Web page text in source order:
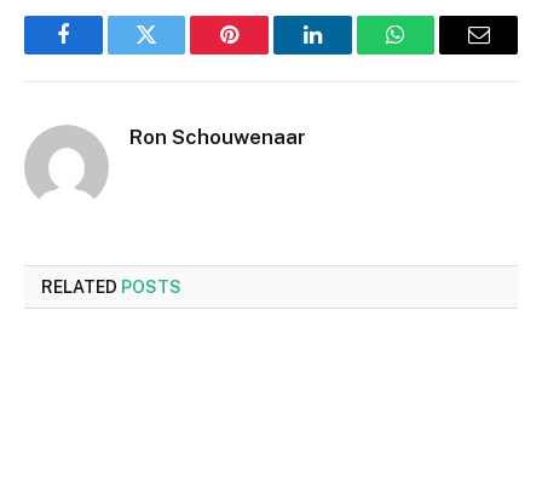
FacebookTwitter Pinterest LinkedInWhatsAppEmail
Ron Schouwenaar
RELATED POSTS